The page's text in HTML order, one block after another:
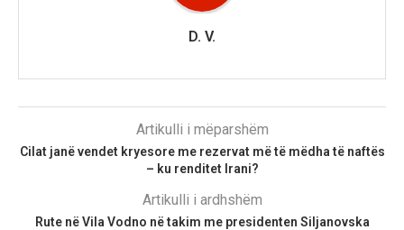
D. V.
Artikulli i mëparshëm
Cilat janë vendet kryesore me rezervat më të mëdha të naftës
– ku renditet Irani?
Artikulli i ardhshëm
Rute në Vila Vodno në takim me presidenten Siljanovska